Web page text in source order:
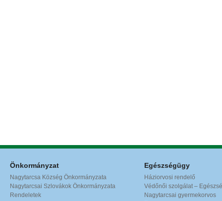
Önkormányzat
Nagytarcsa Község Önkormányzata
Nagytarcsai Szlovákok Önkormányzata
Rendeletek
Egészségügy
Háziorvosi rendelő
Védőnői szolgálat –
Nagytarcsai gyermekorvos